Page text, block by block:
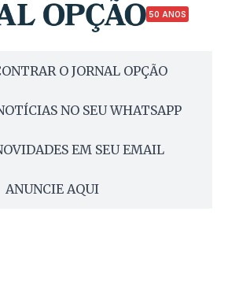
50 ANOS
O JORNAL OPÇÃO
NO SEU WHATSAPP
EM SEU EMAIL
ANUNCIE AQUI